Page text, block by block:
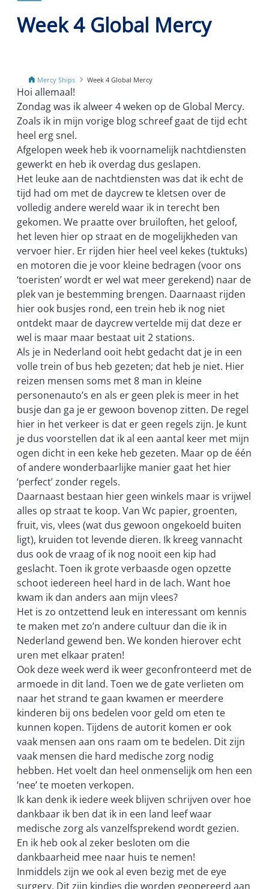
Week 4 Global Mercy
Mercy Ships Week 4 Global Mercy
Hoi allemaal!
Zondag was ik alweer 4 weken op de Global Mercy.
Zoals ik in mijn vorige blog schreef gaat de tijd echt
heel erg snel.
Afgelopen week heb ik voornamelijk nachtdiensten
gewerkt en heb ik overdag dus geslapen.
Het leuke aan de nachtdiensten was dat ik echt de
tijd had om met de daycrew te kletsen over de
volledig andere wereld waar ik in terecht ben
gekomen. We praatte over bruiloften, het geloof,
het leven hier op straat en de mogelijkheden van
vervoer hier. Er rijden hier heel veel kekes (tuktuks)
en motoren die je voor kleine bedragen (voor ons
‘toeristen’ wordt er wel wat meer gerekend) naar de
plek van je bestemming brengen. Daarnaast rijden
hier ook busjes rond, een trein heb ik nog niet
ontdekt maar de daycrew vertelde mij dat deze er
wel is maar maar bestaat uit 2 stations.
Als je in Nederland ooit hebt gedacht dat je in een
volle trein of bus heb gezeten; dat heb je niet. Hier
reizen mensen soms met 8 man in kleine
personenauto’s en als er geen plek is meer in het
busje dan ga je er gewoon bovenop zitten. De regel
hier in het verkeer is dat er geen regels zijn. Je kunt
je dus voorstellen dat ik al een aantal keer met mijn
ogen dicht in een keke heb gezeten. Maar op de één
of andere wonderbaarlijke manier gaat het hier
‘perfect’ zonder regels.
Daarnaast bestaan hier geen winkels maar is vrijwel
alles op straat te koop. Van Wc papier, groenten,
fruit, vis, vlees (wat dus gewoon ongekoeld buiten
ligt), kruiden tot levende dieren. Ik kreeg vannacht
dus ook de vraag of ik nog nooit een kip had
geslacht. Toen ik grote verbaasde ogen opzette
schoot iedereen heel hard in de lach. Want hoe
kwam ik dan anders aan mijn vlees?
Het is zo ontzettend leuk en interessant om kennis
te maken met zo’n andere cultuur dan die ik in
Nederland gewend ben. We konden hierover echt
uren met elkaar praten!
Ook deze week werd ik weer geconfronteerd met de
armoede in dit land. Toen we de gate verlieten om
naar het strand te gaan kwamen er meerdere
kinderen bij ons bedelen voor geld om eten te
kunnen kopen. Tijdens de autorit komen er ook
vaak mensen aan ons raam om te bedelen. Dit zijn
vaak mensen die hard medische zorg nodig
hebben. Het voelt dan heel onmenselijk om hen een
‘nee’ te moeten verkopen.
Ik kan denk ik iedere week blijven schrijven over hoe
dankbaar ik ben dat ik in een land leef waar
medische zorg als vanzelfsprekend wordt gezien.
En ik heb ook al zeker besloten om die
dankbaarheid mee naar huis te nemen!
Inmiddels zijn we ook al even bezig met de eye
surgery. Dit zijn kindjes die worden geopereerd aan